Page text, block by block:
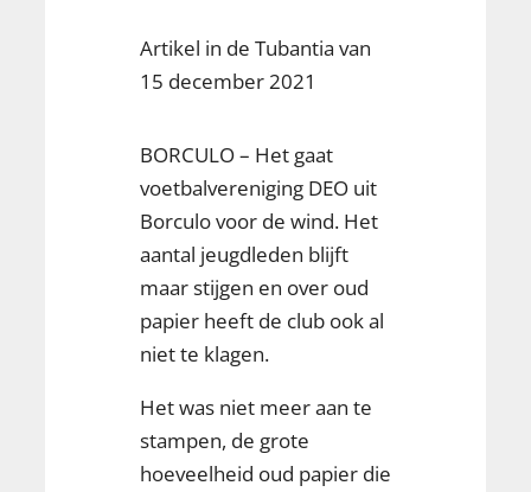
Artikel in de Tubantia van
15 december 2021
BORCULO – Het gaat
voetbalvereniging DEO uit
Borculo voor de wind. Het
aantal jeugdleden blijft
maar stijgen en over oud
papier heeft de club ook al
niet te klagen.
Het was niet meer aan te
stampen, de grote
hoeveelheid oud papier die